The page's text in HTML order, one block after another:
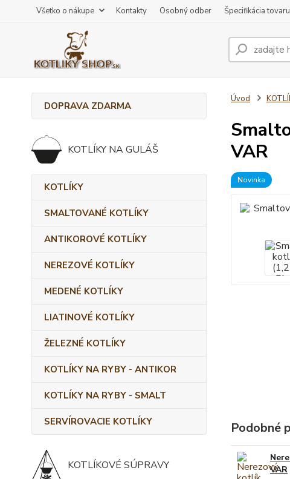
Všetko o nákupe Kontakty Osobný odber Špecifikácia tovaru
DOPRAVA ZDARMA
KOTLÍKY NA GULÁŠ
KOTLÍKY
SMALTOVANÉ KOTLÍKY
ANTIKOROVÉ KOTLÍKY
NEREZOVÉ KOTLÍKY
MEDENÉ KOTLÍKY
LIATINOVÉ KOTLÍKY
ŽELEZNÉ KOTLÍKY
KOTLÍKY NA RYBY - ANTIKOR
KOTLÍKY NA RYBY - SMALT
SERVÍROVACIE KOTLÍKY
KOTLÍKOVÉ SÚPRAVY
Úvod
VAR
Novinka
Podobné
VAR